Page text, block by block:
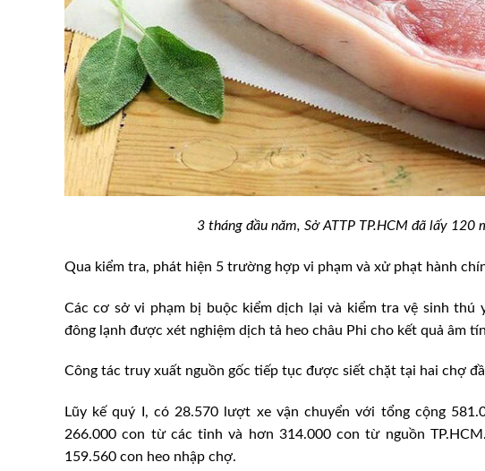
3 tháng đầu năm, Sở ATTP TP.HCM đã lấy 120
Qua kiểm tra, phát hiện 5 trường hợp vi phạm và xử phạt hành
Các cơ sở vi phạm bị buộc kiểm dịch lại và kiểm tra vệ sinh
đông lạnh được xét nghiệm dịch tả heo châu Phi cho kết quả âm
Công tác truy xuất nguồn gốc tiếp tục được siết chặt tại hai chợ
Lũy kế quý I, có 28.570 lượt xe vận chuyển với tổng cộng
266.000 con từ các tỉnh và hơn 314.000 con từ nguồn
159.560 con heo nhập chợ.
vướng mắc trong
bệnh động vật
Tỷ phú mắc màn cho lợn